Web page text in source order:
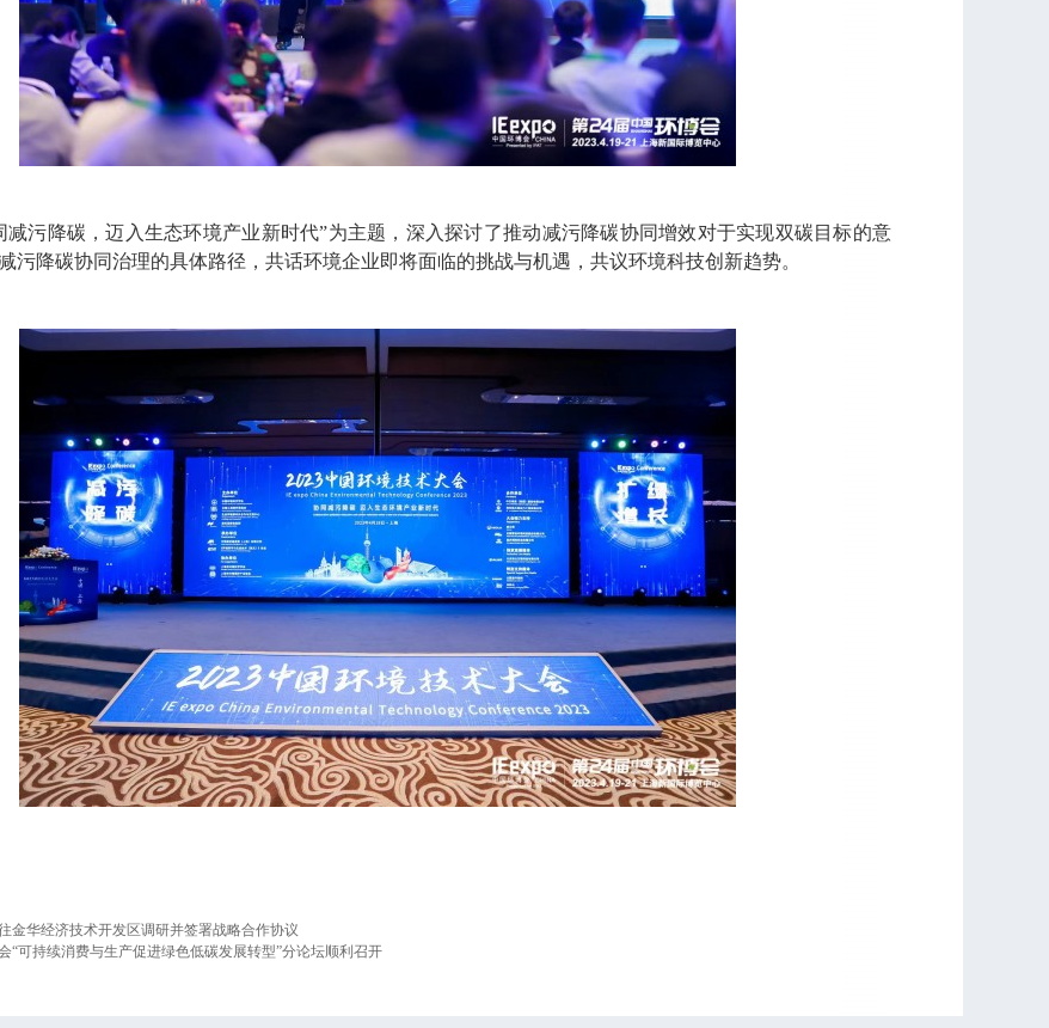
减污降碳，迈入生态环境产业新时代”为主题，深入探讨了推动减污降碳协同增效对于实现双碳目标的意
污降碳协同治理的具体路径，共话环境企业即将面临的挑战与机遇，共议环境科技创新趋势。
金华经济技术开发区调研并签署战略合作协议
“可持续消费与生产促进绿色低碳发展转型”分论坛顺利召开